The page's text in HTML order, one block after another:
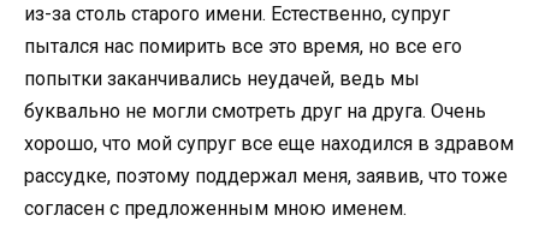
из-за столь старого имени. Естественно, супруг
пытался нас помирить все это время, но все его
попытки заканчивались неудачей, ведь мы
буквально не могли смотреть друг на друга. Очень
хорошо, что мой супруг все еще находился в здравом
рассудке, поэтому поддержал меня, заявив, что тоже
согласен с предложенным мною именем.